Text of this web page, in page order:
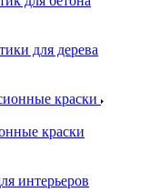
для дерева
краски
краски
интерьеров